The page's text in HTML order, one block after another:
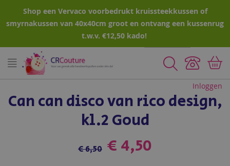
Shop een Vervaco voorbedrukt kruissteekkussen of
smyrnakussen van 40x40cm groot en ontvang een kussenrug
t.w.v. €12,50 kado!
Zoeken
Inloggen
Can can disco van rico design,
kl.2 Goud
€ 4,50
€ 6,50